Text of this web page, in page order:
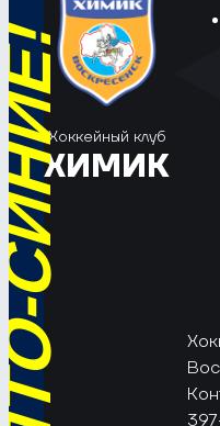
Хоккейный клуб
ХИМИК